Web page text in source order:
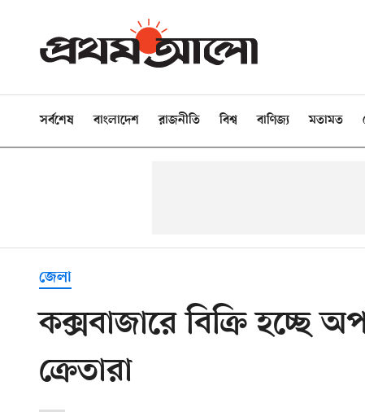
সর্বশেষ বাংলাদেশ রাজনীতি বিশ্ব বাণিজ্য মতামত
জেলা
কক্সবাজারে বিক্রি হচ্ছে
ক্রেতারা